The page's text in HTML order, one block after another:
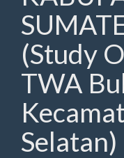
(Study
TWA
Selatan)